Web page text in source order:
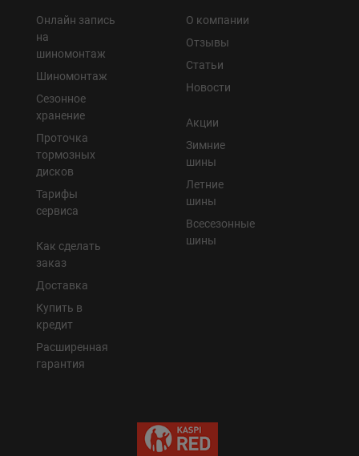
Онлайн запись
на
шиномонтаж
Шиномонтаж
Сезонное
хранение
Проточка
тормозных
дисков
Тарифы
сервиса
Как сделать
заказ
Доставка
Купить в
кредит
Расширенная
гарантия
О компании
Отзывы
Статьи
Новости
Акции
Зимние
шины
Летние
шины
Всесезонные
шины